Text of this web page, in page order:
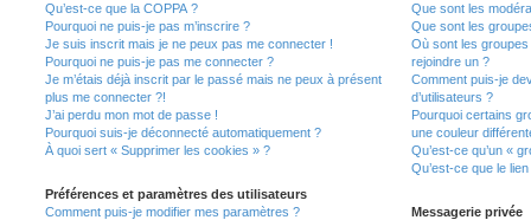
Qu’est-ce que la COPPA ?
Pourquoi ne puis-je pas m’inscrire ?
Je suis inscrit mais je ne peux pas me connecter !
Pourquoi ne puis-je pas me connecter ?
Je m’étais déjà inscrit par le passé mais ne peux à présent
plus me connecter ?!
J’ai perdu mon mot de passe !
Pourquoi suis-je déconnecté automatiquement ?
À quoi sert « Supprimer les cookies » ?
Préférences et paramètres des utilisateurs
Comment puis-je modifier mes paramètres ?
Que sont les
Que sont les
Où sont les groupes
rejoindre un ?
Comment puis-je
d’utilisateurs ?
Pourquoi certains
une couleur
Qu’est-ce qu’un «
Qu’est-ce que le lien
Messagerie privée